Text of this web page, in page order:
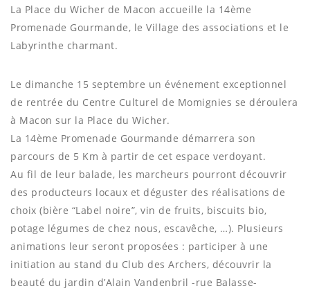
La Place du Wicher de Macon accueille la 14ème
Promenade Gourmande, le Village des associations et le
Labyrinthe charmant.
Le dimanche 15 septembre un événement exceptionnel
de rentrée du Centre Culturel de Momignies se déroulera
à Macon sur la Place du Wicher.
La 14ème Promenade Gourmande démarrera son
parcours de 5 Km à partir de cet espace verdoyant.
Au fil de leur balade, les marcheurs pourront découvrir
des producteurs locaux et déguster des réalisations de
choix (bière “Label noire”, vin de fruits, biscuits bio,
potage légumes de chez nous, escavêche, …). Plusieurs
animations leur seront proposées : participer à une
initiation au stand du Club des Archers, découvrir la
beauté du jardin d’Alain Vandenbril -rue Balasse-